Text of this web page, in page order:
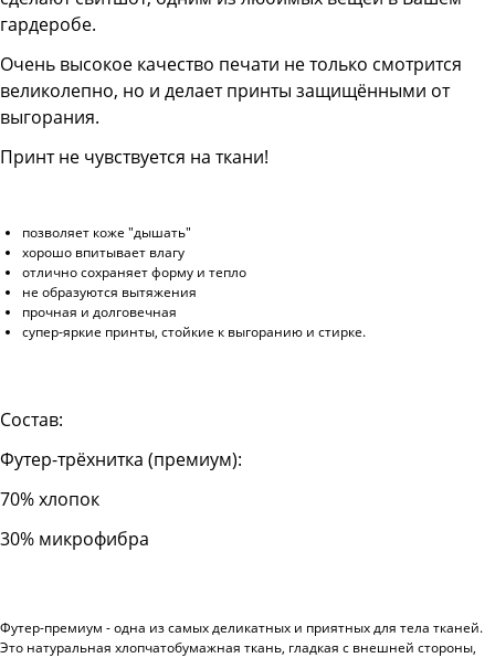
гардеробе.
Очень высокое качество печати не только смотрится
великолепно, но и делает принты защищёнными от
выгорания.
Принт не чувствуется на ткани!
позволяет коже "дышать"
хорошо впитывает влагу
отлично сохраняет форму и тепло
не образуются вытяжения
прочная и долговечная
супер-яркие принты, стойкие к выгоранию и стирке.
Состав:
Футер-трёхнитка (премиум):
70% хлопок
30% микрофибра
Футер-премиум - одна из самых деликатных и приятных для тела тканей.
Это натуральная хлопчатобумажная ткань, гладкая с внешней стороны,